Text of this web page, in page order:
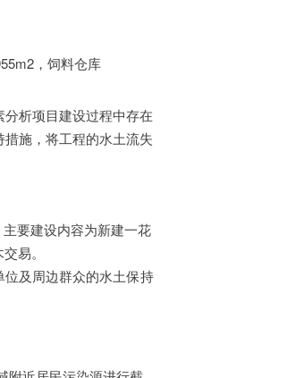
，饲料仓库
析项目建设过程中存在
施，将工程的水土流失
主要建设内容为新建一花
易。
及周边群众的水土保持